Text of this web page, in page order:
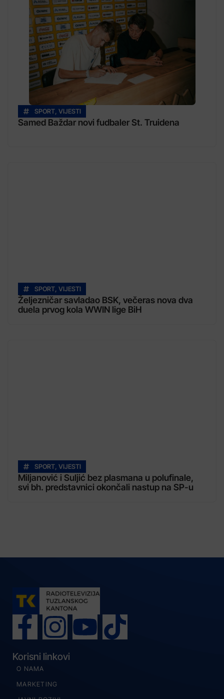
SPORT VIJESTI
Samed Baždar novi fudbaler St. Truidena
SPORT VIJESTI
Željezničar savladao BSK, večeras nova dva
duela prvog kola WWIN lige BiH
SPORT VIJESTI
Miljanović i Suljić bez plasmana u polufinale,
svi bh. predstavnici okončali nastup na SP-u
Korisni linkovi
O NAMA
MARKETING